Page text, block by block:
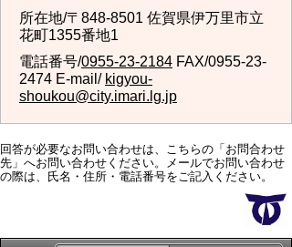
所在地/〒848-8501 佐賀県伊万里市立
花町1355番地1
電話番号/0955-23-2184 FAX/0955-23-
2474 E-mail/ kigyou-
shoukou@city.imari.lg.jp
回答が必要なお問い合わせは、こちらの「お問合わせ
先」へお問い合わせください。メールでお問い合わせ
の際は、氏名・住所・電話番号をご記入ください。